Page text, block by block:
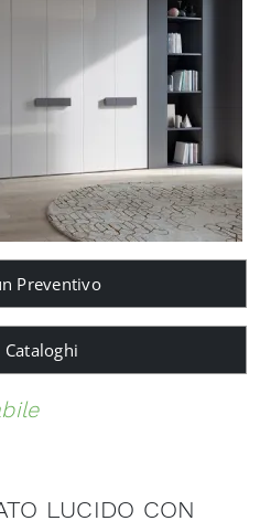
Preventivo
Cataloghi
LUCIDO CON